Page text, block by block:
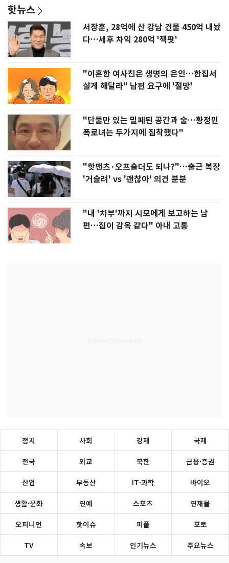
핫뉴스
서장훈, 28억에 산 강남 건물 450억 내놨
다…세후 차익 280억 '잭팟'
"이혼한 여사친은 생명의 은인…한집서
살게 해달라" 남편 요구에 '절망'
"단둘만 있는 밀폐된 공간과 술…황정민
폭로녀는 두가지에 집착했다"
"핫팬츠·오프숄더도 되나?"…출근 복장
'거슬려' vs '괜찮아' 의견 분분
"내 '치부'까지 시모에게 보고하는 남
편…집이 감옥 같다" 아내 고통
정치 사회 경제 국제
전국 외교 북한 금융·증권
산업 부동산 IT·과학 바이오
생활·문화 연예 스포츠 연재물
오피니언 핫이슈 피플 포토
TV 속보 인기뉴스 주요뉴스